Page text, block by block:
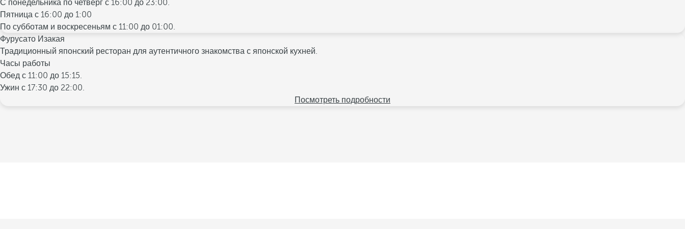
С понедельника по четверг с 16:00 до 23:00.
Пятница с 16:00 до 1:00
По субботам и воскресеньям с 11:00 до 01:00.
Фурусато Изакая
Традиционный японский ресторан для аутентичного знакомства с японской кухней.
Часы работы
Обед с 11:00 до 15:15.
Ужин с 17:30 до 22:00.
Посмотреть подробности